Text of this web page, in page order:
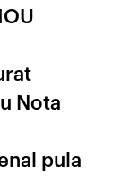
Nota
pula